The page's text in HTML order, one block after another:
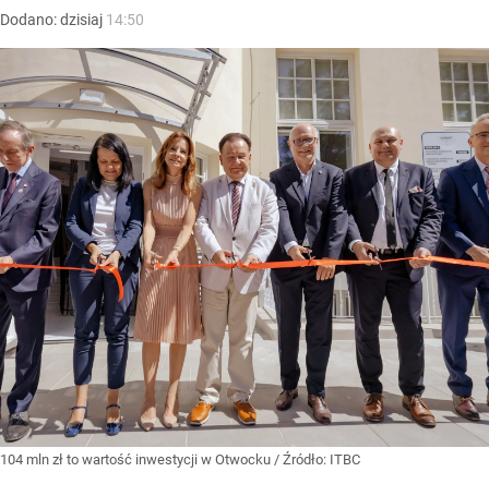
Dodano:dzisiaj 14:50
104 mln zł to wartość inwestycji w Otwocku / Źródło: ITBC